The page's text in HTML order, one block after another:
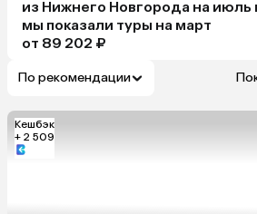
из Нижнего Новгорода на июль
мы показали туры на март
от 89 202 ₽
По рекомендации
Кешбэк
+ 2 509